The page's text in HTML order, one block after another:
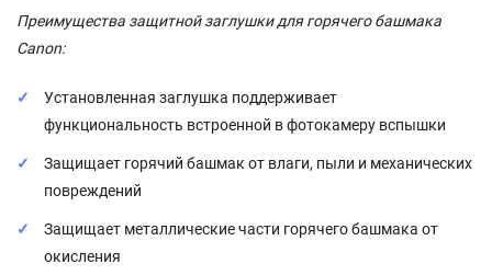
Преимущества защитной заглушки для горячего башмака
Canon:
Установленная заглушка поддерживает
функциональность встроенной в фотокамеру вспышки
Защищает горячий башмак от влаги, пыли и механических
повреждений
Защищает металлические части горячего башмака от
окисления